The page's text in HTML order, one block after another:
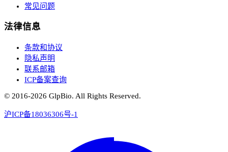
常见问题
法律信息
条款和协议
隐私声明
联系邮箱
ICP备案查询
© 2016-2026 GlpBio. All Rights Reserved.
沪ICP备18036306号-1